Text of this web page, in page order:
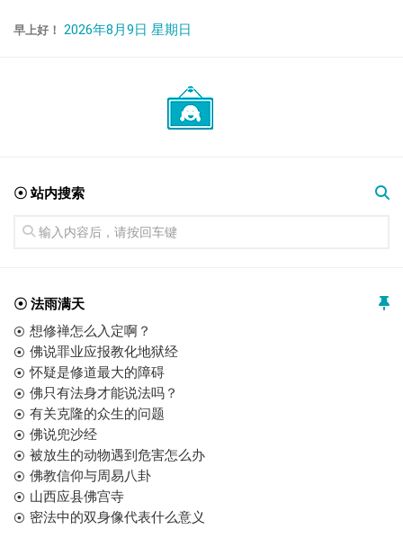
早上好！ 2026年8月9日 星期日
☉ 站内搜索
☉ 法雨满天
想修禅怎么入定啊？
佛说罪业应报教化地狱经
怀疑是修道最大的障碍
佛只有法身才能说法吗？
有关克隆的众生的问题
佛说兜沙经
被放生的动物遇到危害怎么办
佛教信仰与周易八卦
山西应县佛宫寺
密法中的双身像代表什么意义